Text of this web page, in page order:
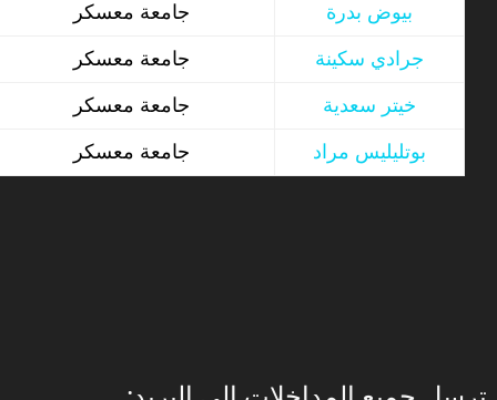
جامعة معسكر بيوض بدرة
جامعة معسكر جرادي سكينة
جامعة معسكر خيتر سعدية
جامعة معسكر بوتليليس مراد